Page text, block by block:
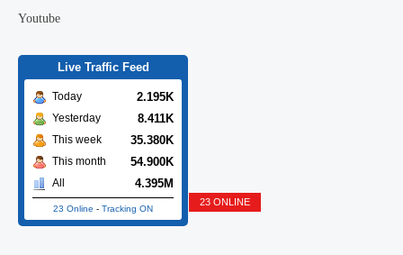
Youtube
Live Traffic Feed
Today 2.195K
Yesterday 8.411K
This week 35.380K
This month 54.900K
All 4.395M
23 Online - Tracking ON
23 ONLINE